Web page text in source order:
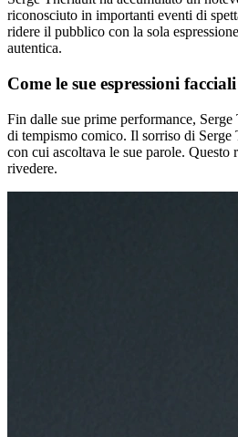
riconosciuto in importanti eventi di
ridere il pubblico con la sola
autentica.
Come le sue espressioni
Fin dalle sue prime performance,
di tempismo comico. Il sorriso di Serge
con cui ascoltava le sue parole.
rivedere.